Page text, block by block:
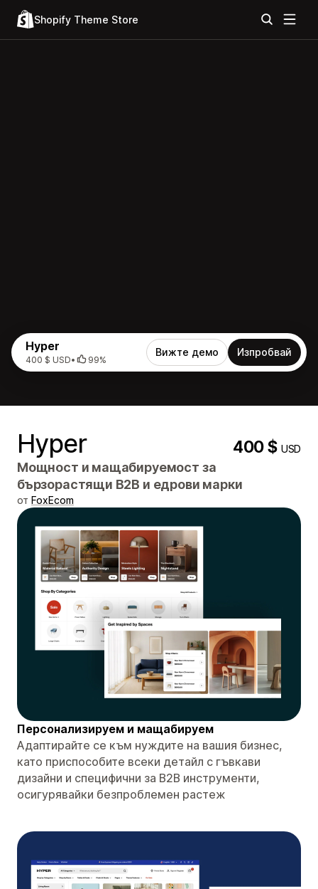
Shopify Theme Store
Hyper
400 $ USD• 99%
Вижте демо Изпробвай
Hyper 400 $USD
Мощност и мащабируемост за
бързорастящи B2B и едрови марки
от FoxEcom
Персонализируем и мащабируем
Адаптирайте се към нуждите на вашия бизнес,
като приспособите всеки детайл с гъвкави
дизайни и специфични за B2B инструменти,
осигурявайки безпроблемен растеж